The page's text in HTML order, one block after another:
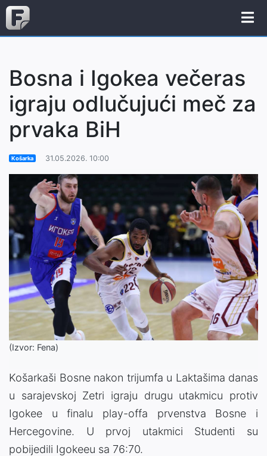
Bosna i Igokea večeras
igraju odlučujući meč za
prvaka BiH
Košarka 31.05.2026. 10:00
(Izvor: Fena)
Košarkaši Bosne nakon trijumfa u Laktašima danas
u sarajevskoj Zetri igraju drugu utakmicu protiv
Igokee u finalu play-offa prvenstva Bosne i
Hercegovine. U prvoj utakmici Studenti su
pobijedili Igokeeu sa 76:70.